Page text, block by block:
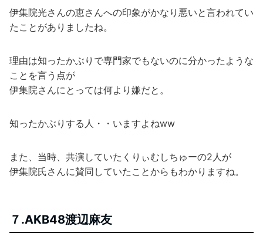
伊集院光さんの恵さんへの印象がかなり悪いと言われてい
たことがありましたね。
理由は知ったかぶりで専門家でもないのに分かったような
ことを言う点が
伊集院さんにとっては何より嫌だと。
知ったかぶりする人・・いますよねww
また、当時、共演していたくりぃむしちゅーの2人が
伊集院氏さんに賛同していたことからもわかりますね。
７.AKB48渡辺麻友